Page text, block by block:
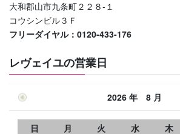
大和郡山市九条町２２８-１
コウシンビル３Ｆ
フリーダイヤル：0120-433-176
レヴェイユの営業日
2026 年 8 月
日 月 火 水 木